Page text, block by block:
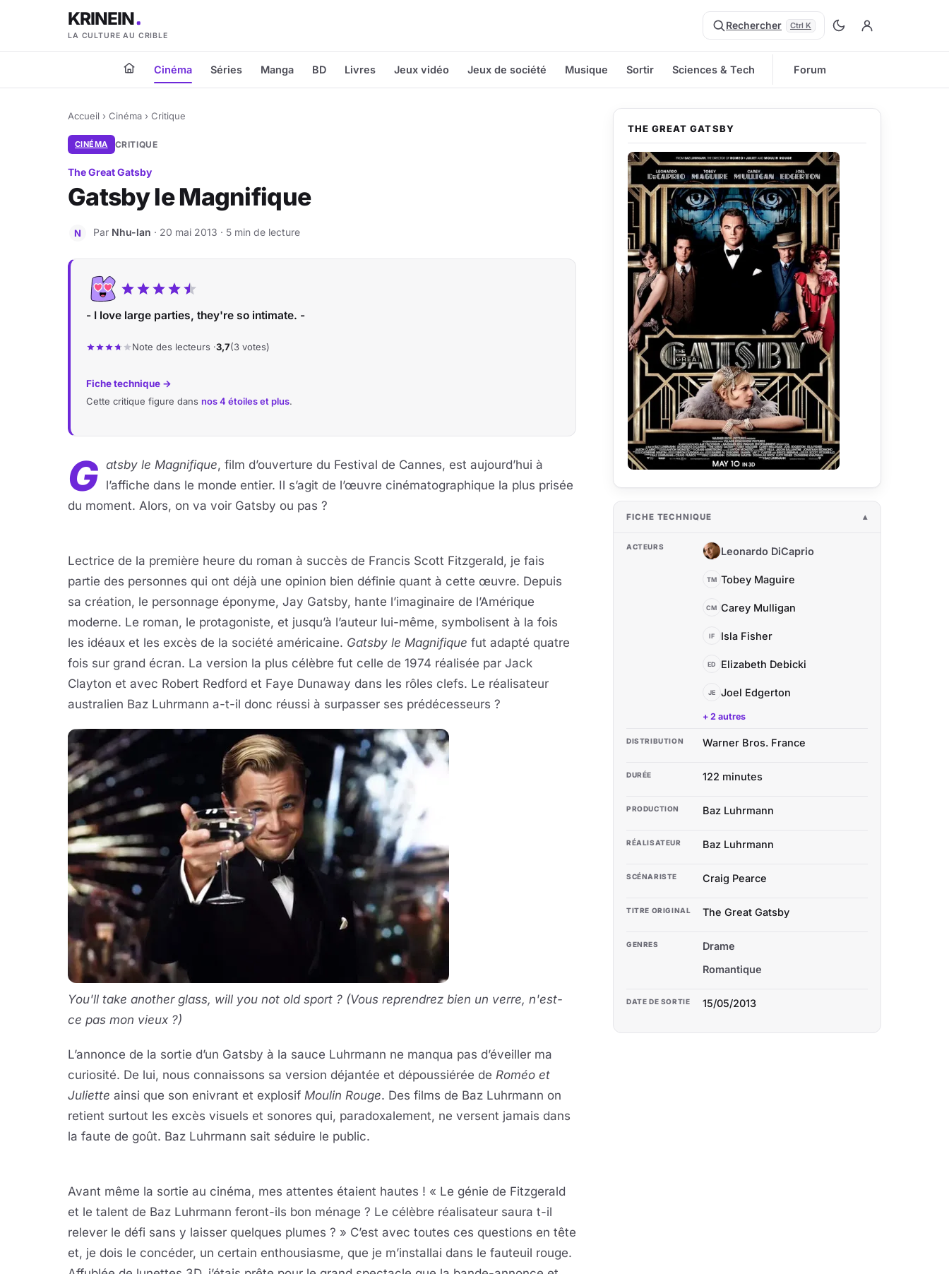
KRINEIN
LA CULTURE AU CRIBLE
Rechercher Ctrl K
Cinéma Séries Manga BD Livres Jeux vidéo Jeux de société Musique Sortir Sciences & Tech Forum
Accueil › Cinéma › Critique
CINÉMA CRITIQUE
The Great Gatsby
Gatsby le Magnifique
N Par Nhu-lan · 20 mai 2013 · 5 min de lecture
- I love large parties, they're so intimate. -
Note des lecteurs ·3,7(3 votes)
Fiche technique →
Cette critique figure dans nos 4 étoiles et plus.
G atsby le Magnifique, film d’ouverture du Festival de Cannes, est aujourd’hui à
l’affiche dans le monde entier. Il s’agit de l’œuvre cinématographique la plus prisée
du moment. Alors, on va voir Gatsby ou pas ?
Lectrice de la première heure du roman à succès de Francis Scott Fitzgerald, je fais
partie des personnes qui ont déjà une opinion bien définie quant à cette œuvre. Depuis
sa création, le personnage éponyme, Jay Gatsby, hante l’imaginaire de l’Amérique
moderne. Le roman, le protagoniste, et jusqu’à l’auteur lui-même, symbolisent à la fois
les idéaux et les excès de la société américaine. Gatsby le Magnifique fut adapté quatre
fois sur grand écran. La version la plus célèbre fut celle de 1974 réalisée par Jack
Clayton et avec Robert Redford et Faye Dunaway dans les rôles clefs. Le réalisateur
australien Baz Luhrmann a-t-il donc réussi à surpasser ses prédécesseurs ?
You'll take another glass, will you not old sport ? (Vous reprendrez bien un verre, n'est-
ce pas mon vieux ?)
L’annonce de la sortie d’un Gatsby à la sauce Luhrmann ne manqua pas d’éveiller ma
curiosité. De lui, nous connaissons sa version déjantée et dépoussiérée de Roméo et
Juliette ainsi que son enivrant et explosif Moulin Rouge. Des films de Baz Luhrmann on
retient surtout les excès visuels et sonores qui, paradoxalement, ne versent jamais dans
la faute de goût. Baz Luhrmann sait séduire le public.
Avant même la sortie au cinéma, mes attentes étaient hautes ! « Le génie de Fitzgerald
et le talent de Baz Luhrmann feront-ils bon ménage ? Le célèbre réalisateur saura t-il
relever le défi sans y laisser quelques plumes ? » C’est avec toutes ces questions en tête
et, je dois le concéder, un certain enthousiasme, que je m’installai dans le fauteuil rouge.
THE GREAT GATSBY
FICHE TECHNIQUE
ACTEURS LD Leonardo DiCaprio
TM Tobey Maguire
CM Carey Mulligan
IF Isla Fisher
ED Elizabeth Debicki
JE Joel Edgerton
+ 2 autres
DISTRIBUTION Warner Bros. France
DURÉE 122 minutes
PRODUCTION Baz Luhrmann
RÉALISATEUR Baz Luhrmann
SCÉNARISTE Craig Pearce
TITRE ORIGINAL The Great Gatsby
GENRES
Drame
Romantique
DATE DE SORTIE 15/05/2013